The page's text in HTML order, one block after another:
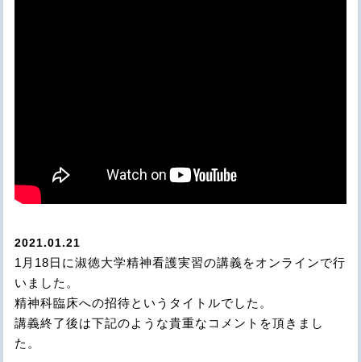
2021.01.21
1月18日に淑徳大学精神看護実習の講義をオンラインで行
いました。
精神科臨床への招待というタイトルでした。
講義終了後は下記のような貴重なコメントを頂きまし
た。